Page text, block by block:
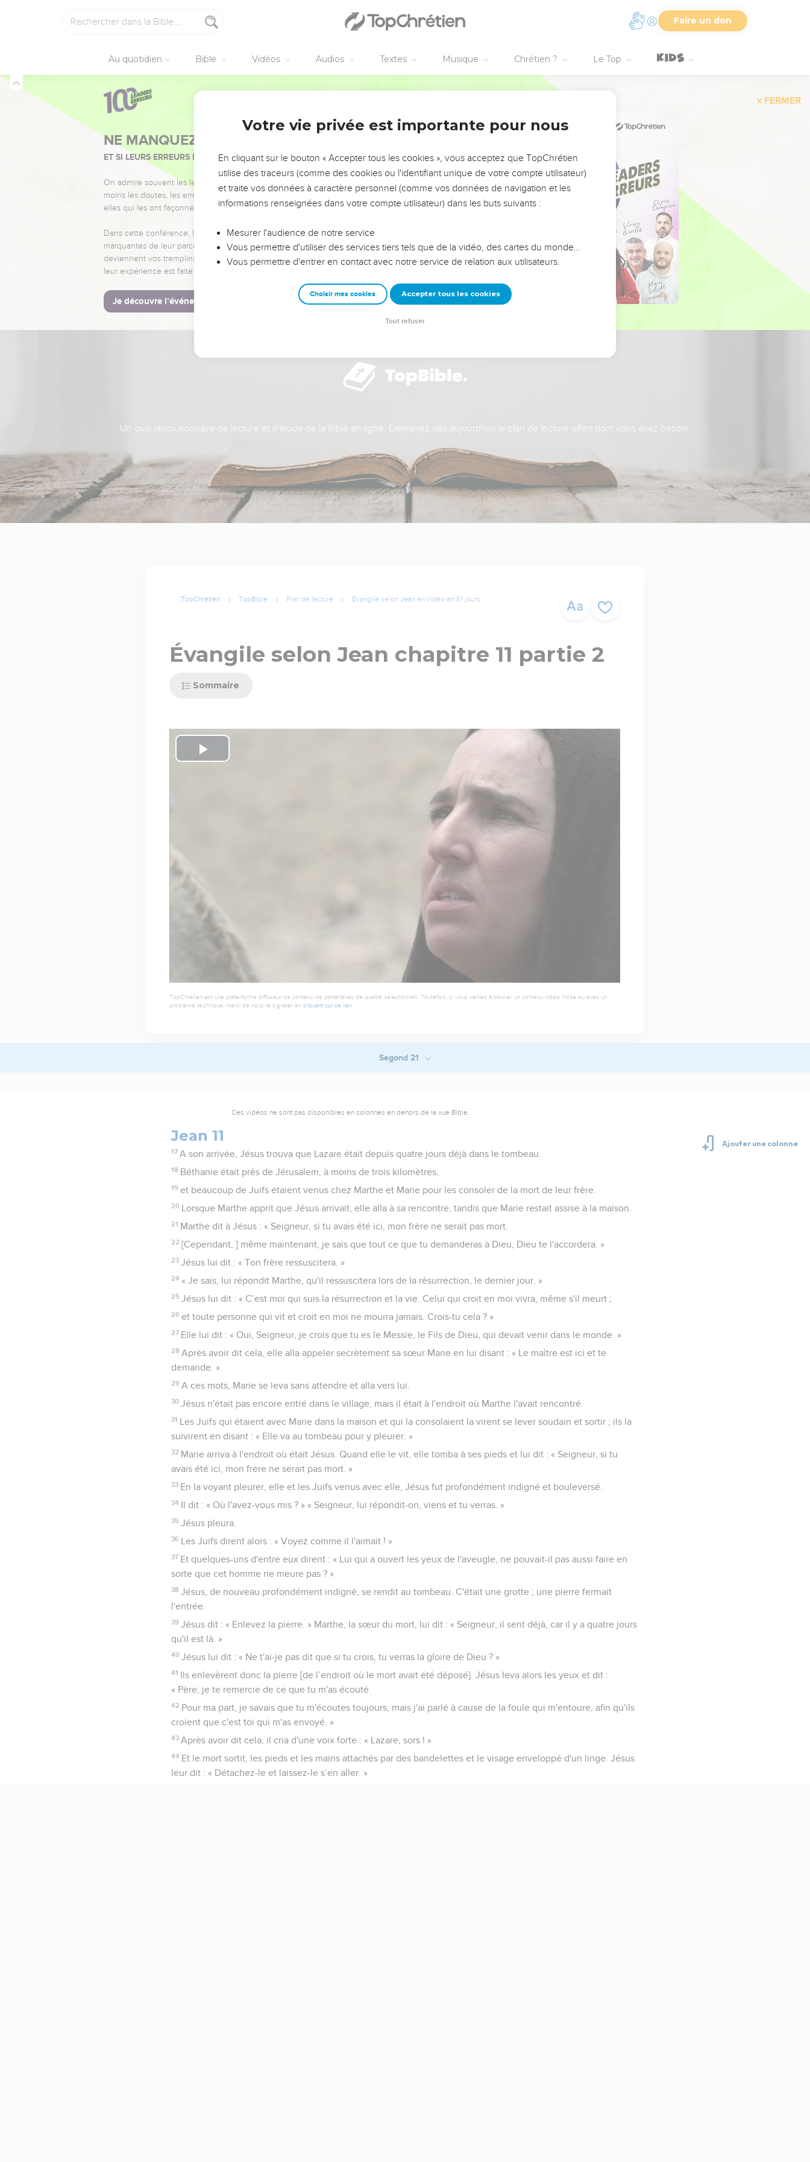
Faire un don
Au quotidien Bible Vidéos Audios Textes Musique Chrétien ? Le Top
FERMER
NE MANQUEZ PAS L’ÉVÉNEMENT DE L’ANNÉE !
ET SI LEURS ERREURS POUVAIENT VOUS ÉVITER LES VOTRES ?
On admire souvent les leaders pour leurs réussites, leur impact, leur foi ou leur vision. Mais on voit
moins les doutes, les erreurs et les saisons difficiles qu'ils ont traversés, alors même que ce sont
elles qui les ont façonnés.
Dans cette conférence, leaders, entrepreneurs, et responsables reviennent sur les erreurs
marquantes de leur parcours et les clés pour avancer avec plus de sagesse afin que leurs erreurs
deviennent vos tremplins. Que vous guidiez un ministère, une équipe, un groupe ou une famille,
leur expérience est faite pour vous.
Je découvre l’événement
Un outil révolutionnaire de lecture et d'étude de la Bible en ligne. Démarrez dès aujourd'hui le plan de lecture offert dont vous avez besoin.
TopChrétien TopBible Plan de lecture Évangile selon Jean en vidéo en 61 jours
Évangile selon Jean chapitre 11 partie 2
Sommaire
Play
TopChrétien est une plate-forme diffuseur de contenu de partenaires de qualité sélectionnés. Toutefois, si vous veniez à trouver un contenu vidéo illicite ou avec un
problème technique, merci de nous le signaler en cliquant sur ce lien
Segond 21
Ces vidéos ne sont pas disponibles en colonnes en dehors de la vue Bible.
Jean 11
17 A son arrivée, Jésus trouva que Lazare était depuis quatre jours déjà dans le tombeau.
18 Béthanie était près de Jérusalem, à moins de trois kilomètres,
19 et beaucoup de Juifs étaient venus chez Marthe et Marie pour les consoler de la mort de leur frère.
20 Lorsque Marthe apprit que Jésus arrivait, elle alla à sa rencontre, tandis que Marie restait assise à la maison.
21 Marthe dit à Jésus : « Seigneur, si tu avais été ici, mon frère ne serait pas mort.
22 [Cependant, ] même maintenant, je sais que tout ce que tu demanderas à Dieu, Dieu te l'accordera. »
23 Jésus lui dit : « Ton frère ressuscitera. »
24 « Je sais, lui répondit Marthe, qu'il ressuscitera lors de la résurrection, le dernier jour. »
25 Jésus lui dit : « C’est moi qui suis la résurrection et la vie. Celui qui croit en moi vivra, même s'il meurt ;
26 et toute personne qui vit et croit en moi ne mourra jamais. Crois-tu cela ? »
27 Elle lui dit : « Oui, Seigneur, je crois que tu es le Messie, le Fils de Dieu, qui devait venir dans le monde. »
28 Après avoir dit cela, elle alla appeler secrètement sa sœur Marie en lui disant : « Le maître est ici et te
demande. »
29 A ces mots, Marie se leva sans attendre et alla vers lui.
30 Jésus n'était pas encore entré dans le village, mais il était à l'endroit où Marthe l'avait rencontré.
31
Les Juifs qui étaient avec Marie dans la maison et qui la consolaient la virent se lever soudain et sortir ; ils la
suivirent en disant : « Elle va au tombeau pour y pleurer. »
32 Marie arriva à l'endroit où était Jésus. Quand elle le vit, elle tomba à ses pieds et lui dit : « Seigneur, si tu
avais été ici, mon frère ne serait pas mort. »
33 En la voyant pleurer, elle et les Juifs venus avec elle, Jésus fut profondément indigné et bouleversé.
34 Il dit : « Où l'avez-vous mis ? » « Seigneur, lui répondit-on, viens et tu verras. »
35 Jésus pleura.
36 Les Juifs dirent alors : « Voyez comme il l'aimait ! »
37 Et quelques-uns d'entre eux dirent : « Lui qui a ouvert les yeux de l'aveugle, ne pouvait-il pas aussi faire en
sorte que cet homme ne meure pas ? »
38 Jésus, de nouveau profondément indigné, se rendit au tombeau. C'était une grotte ; une pierre fermait
l'entrée.
39 Jésus dit : « Enlevez la pierre. » Marthe, la sœur du mort, lui dit : « Seigneur, il sent déjà, car il y a quatre jours
qu'il est là. »
40 Jésus lui dit : « Ne t'ai-je pas dit que si tu crois, tu verras la gloire de Dieu ? »
41
Ils enlevèrent donc la pierre [de l’endroit où le mort avait été déposé]. Jésus leva alors les yeux et dit :
« Père, je te remercie de ce que tu m'as écouté.
42 Pour ma part, je savais que tu m'écoutes toujours, mais j'ai parlé à cause de la foule qui m'entoure, afin qu'ils
croient que c'est toi qui m'as envoyé. »
43 Après avoir dit cela, il cria d'une voix forte : « Lazare, sors ! »
44 Et le mort sortit, les pieds et les mains attachés par des bandelettes et le visage enveloppé d'un linge. Jésus
leur dit : « Détachez-le et laissez-le s’en aller. »
Votre vie privée est importante pour nous
En cliquant sur le bouton « Accepter tous les cookies », vous acceptez que TopChrétien
utilise des traceurs (comme des cookies ou l'identifiant unique de votre compte utilisateur)
et traite vos données à caractère personnel (comme vos données de navigation et les
informations renseignées dans votre compte utilisateur) dans les buts suivants :
Mesurer l'audience de notre service
Vous permettre d'utiliser des services tiers tels que de la vidéo, des cartes du monde…
Vous permettre d'entrer en contact avec notre service de relation aux utilisateurs.
Choisir mes cookies Accepter tous les cookies
Tout refuser